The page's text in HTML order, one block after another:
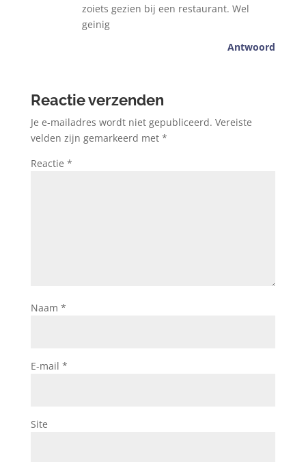
zoiets gezien bij een restaurant. Wel
geinig
Antwoord
Reactie verzenden
Je e-mailadres wordt niet gepubliceerd. Vereiste
velden zijn gemarkeerd met *
Reactie *
Naam *
E-mail *
Site